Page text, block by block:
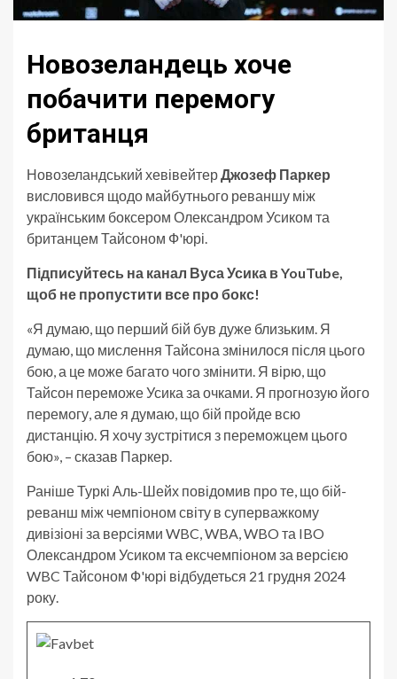
Новозеландець хоче
побачити перемогу
британця
Новозеландський хевівейтер Джозеф Паркер
висловився щодо майбутнього реваншу між
українським боксером Олександром Усиком та
британцем Тайсоном Ф'юрі.
Підписуйтесь на канал Вуса Усика в YouTube,
щоб не пропустити все про бокс!
«Я думаю, що перший бій був дуже близьким. Я
думаю, що мислення Тайсона змінилося після цього
бою, а це може багато чого змінити. Я вірю, що
Тайсон переможе Усика за очками. Я прогнозую його
перемогу, але я думаю, що бій пройде всю
дистанцію. Я хочу зустрітися з переможцем цього
бою», – сказав Паркер.
Раніше Туркі Аль-Шейх повідомив про те, що бій-
реванш між чемпіоном світу в суперважкому
дивізіоні за версіями WBC, WBA, WBO та IBO
Олександром Усиком та ексчемпіоном за версією
WBC Тайсоном Ф'юрі відбудеться 21 грудня 2024
року.